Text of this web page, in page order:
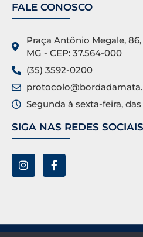
FALE CONOSCO
Praça Antônio Megale,
MG - CEP: 37.564-000
(35) 3592-0200
Segunda à sexta-feira, das
SIGA NAS REDES SOCIAIS